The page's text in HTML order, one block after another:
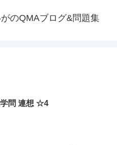
のQMAブログ&問題集
問 連想 ☆4